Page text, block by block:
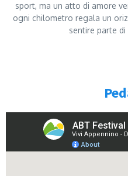
sport, ma un atto di amore
ogni chilometro regala un
sentire parte